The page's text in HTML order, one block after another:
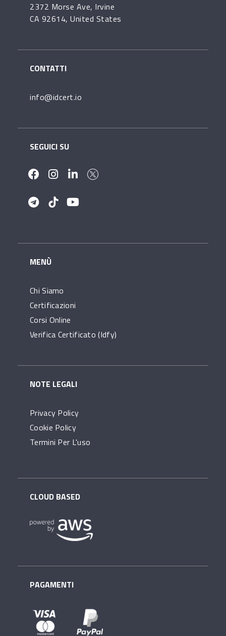
2372 Morse Ave, Irvine
CA 92614, United States
CONTATTI
info@idcert.io
SEGUICI SU
MENÙ
Chi Siamo
Certificazioni
Corsi Online
Verifica Certificato (idfy)
NOTE LEGALI
Privacy Policy
Cookie Policy
Termini Per L'uso
CLOUD BASED
PAGAMENTI